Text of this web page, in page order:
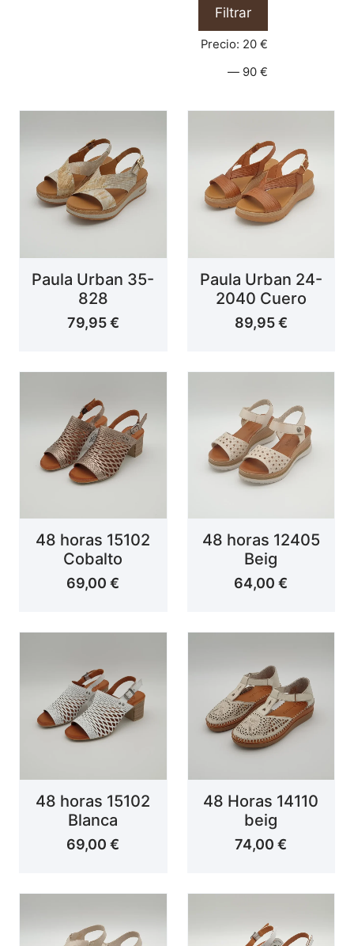
Filtrar
Precio: 20 €
— 90 €
Paula Urban 35-
828
79,95€
Paula Urban 24-
2040 Cuero
89,95€
48 horas 15102
Cobalto
69,00€
48 horas 12405
Beig
64,00€
48 horas 15102
Blanca
69,00€
48 Horas 14110
beig
74,00€